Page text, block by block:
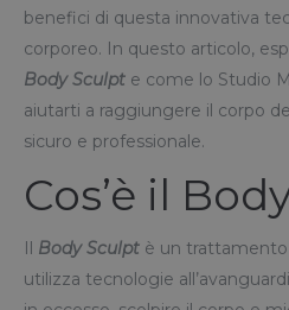
benefici di questa innovativa
corporeo. In questo articolo,
Body Sculpt e come lo Studio
aiutarti a raggiungere il corpo
sicuro e professionale.
Cos’è il
Il Body Sculpt è un
utilizza tecnologie